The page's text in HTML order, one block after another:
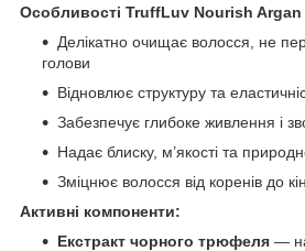
Особливості TruffLuv Nourish
Делікатно очищає волосся, не
голови
Відновлює структуру та
Забезпечує глибоке живлення і
Надає блиску, м’якості та
Зміцнює волосся від коренів до
Активні компоненти:
Екстракт чорного трюфеля —